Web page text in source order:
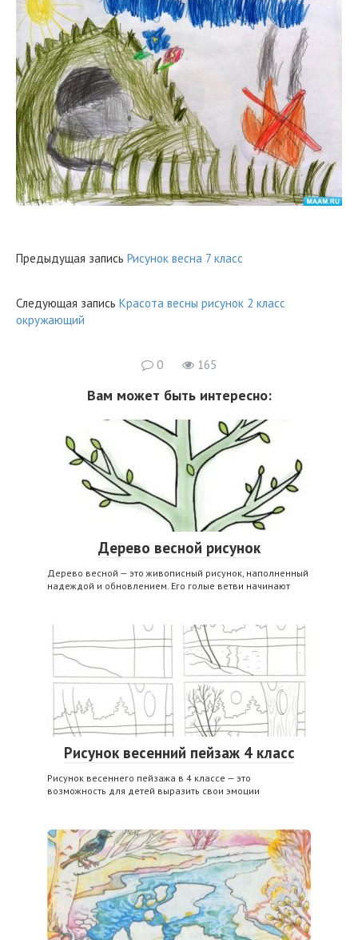
Предыдущая запись Рисунок весна 7 класс
Следующая запись Красота весны рисунок 2 класс
окружающий
0 165
Вам может быть интересно:
Дерево весной рисунок
Дерево весной — это живописный рисунок, наполненный
надеждой и обновлением. Его голые ветви начинают
Рисунок весенний пейзаж 4 класс
Рисунок весеннего пейзажа в 4 классе — это
возможность для детей выразить свои эмоции